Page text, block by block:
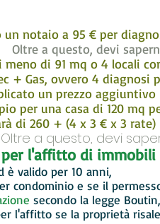
notaio a 95 € per
Oltre a questo, devi
meno di 91 mq o 4 locali
+ Gas, ovvero 4 diagnosi
un prezzo
per una casa di 120 mq
di 260 + (4 x 3 € x 3 rate)
Oltre a questo, devi
l'affitto di immobili
è valido per 10 anni,
condominio e se il
secondo la legge Boutin,
l'affitto se la proprietà